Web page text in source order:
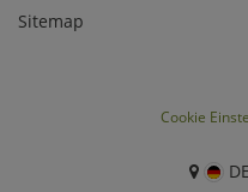
Sitemap
Cookie